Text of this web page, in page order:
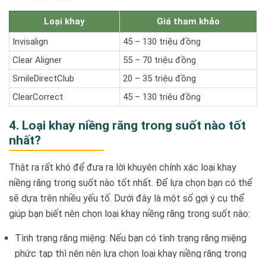
Loại khay
Giá tham khảo
Invisalign
45 – 130 triệu đồng
Clear Aligner
55 – 70 triệu đồng
SmileDirectClub
20 – 35 triệu đồng
ClearCorrect
45 – 130 triệu đồng
4. Loại khay niềng răng trong suốt nào tốt
nhất?
Thật ra rất khó để đưa ra lời khuyên chính xác loại khay
niềng răng trong suốt nào tốt nhất. Để lựa chọn bạn có thể
sẽ dựa trên nhiều yếu tố. Dưới đây là một số gợi ý cụ thể
giúp bạn biết nên chọn loại khay niềng răng trong suốt nào:
Tình trạng răng miệng: Nếu bạn có tình trạng răng miệng
phức tạp thì nên nên lựa chọn loại khay niềng răng trong